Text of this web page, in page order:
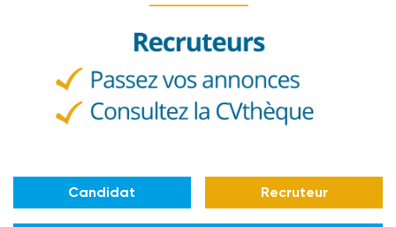
Candidat Recruteur